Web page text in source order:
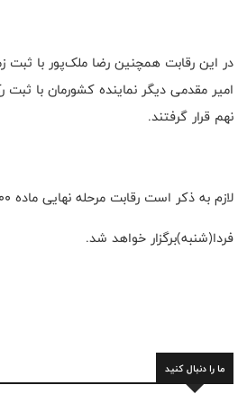
نهم قرار گرفتند.
لازم به ذکر است رقابت مرحله نهایی ماده ۴۰۰متر مانع
فردا(شنبه)برگزار خواهد شد.
ما را دنبال کنید